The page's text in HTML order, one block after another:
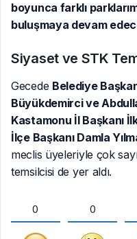
boyunca farklı
buluşmaya devam
Siyaset ve STK
Gecede Belediye
Büyükdemirci ve
Kastamonu İl Başkanı
İlçe Başkanı Damla
meclis üyeleriyle çok
temsilcisi de yer aldı.
0 0